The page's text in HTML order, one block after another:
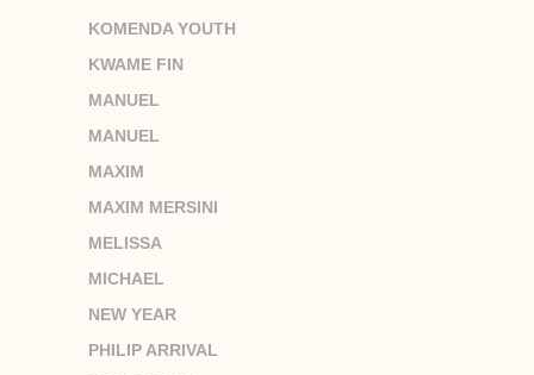
KOMENDA YOUTH
KWAME FIN
MANUEL
MANUEL
MAXIM
MAXIM MERSINI
MELISSA
MICHAEL
NEW YEAR
PHILIP ARRIVAL